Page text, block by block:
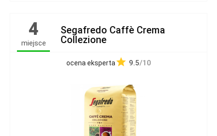
4
miejsce
Segafredo Caffè Crema
Collezione
ocena eksperta 9.5/10